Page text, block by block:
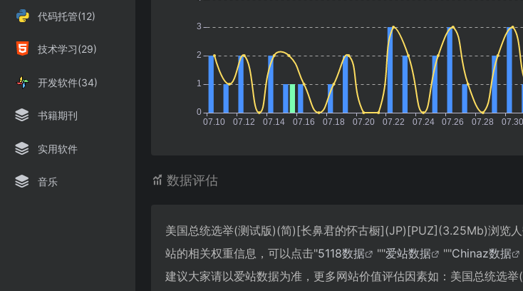
代码托管(12)
技术学习(29)
开发软件(34)
书籍期刊
实用软件
音乐 数据评估
美国总统选举(测试版)(简)[长鼻君的怀古橱](JP)[PUZ](3.25Mb)浏览
站的相关权重信息，可以点击"5118数据 ""爱站数据 ""Chinaz数据
建议大家请以爱站数据为准，更多网站价值评估因素如：美国总统选